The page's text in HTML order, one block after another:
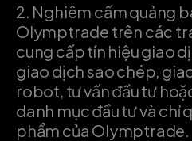
2. Nghiêm cấm quảng
Olymptrade trên các
cung cấp tín hiệu giao
giao dịch sao chép,
robot, tư vấn đầu tư
danh mục đầu tư và chỉ
phẩm của Olymptrade.